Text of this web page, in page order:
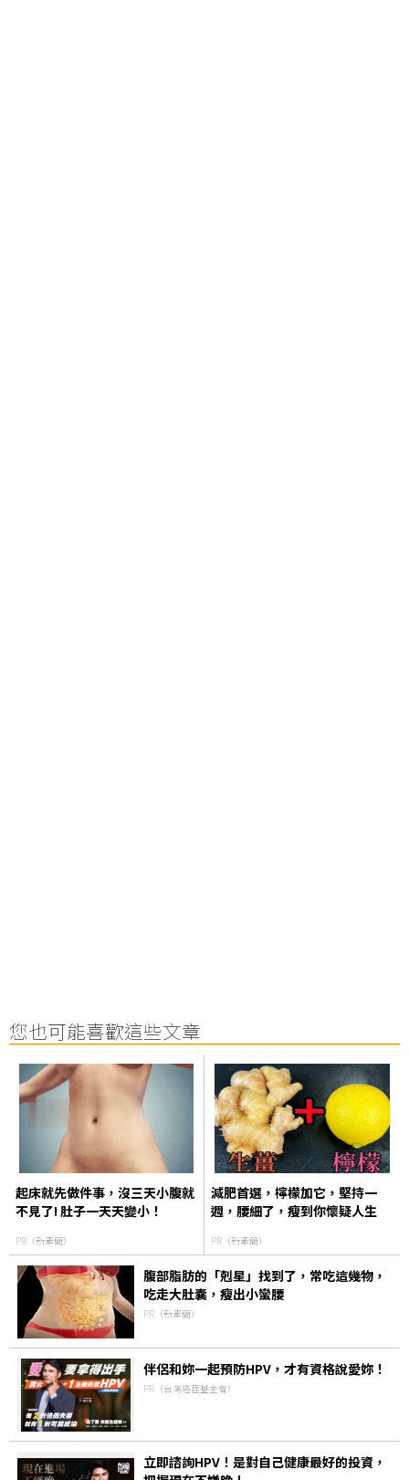
您也可能喜歡這些文章
起床就先做件事，沒三天小腹就
不見了! 肚子一天天變小！
PR（新素簡）
減肥首選，檸檬加它，堅持一
週，腰細了，瘦到你懷疑人生
PR（新素簡）
腹部脂肪的「剋星」找到了，常吃這幾物，
吃走大肚囊，瘦出小蠻腰
PR（新素簡）
伴侶和妳一起預防HPV，才有資格說愛妳！
PR（台灣癌症基金會）
立即諮詢HPV！是對自己健康最好的投資，